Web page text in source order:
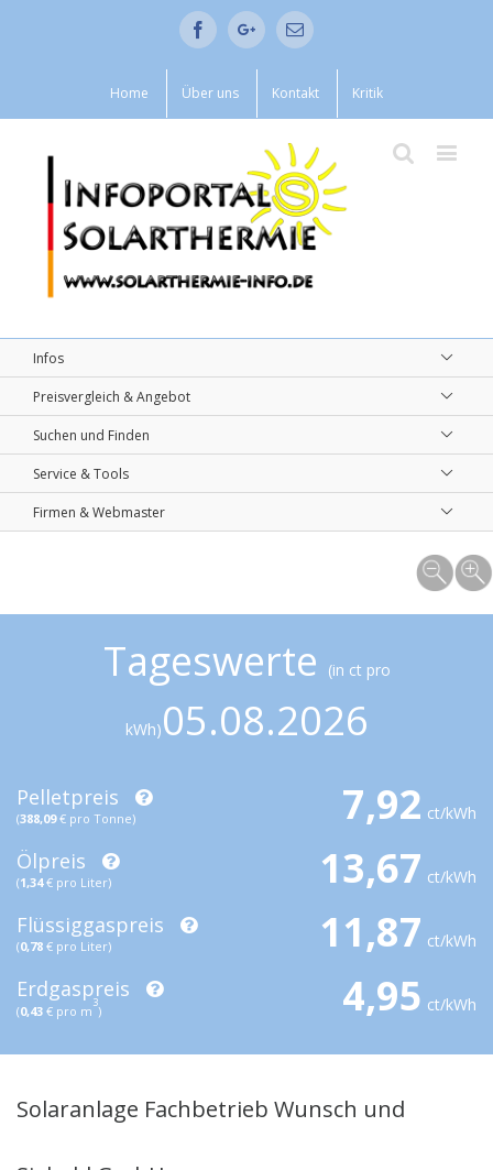
FacebookGoogle+Email
Home Über uns Kontakt Kritik
Infos
Preisvergleich & Angebot
Suchen und Finden
Service & Tools
Firmen & Webmaster
Tageswerte (in ct pro
kWh)05.08.2026
Pelletpreis
(388,09€ pro Tonne) 7,92 ct/kWh
Ölpreis
(1,34€ pro Liter) 13,67 ct/kWh
Flüssiggaspreis
(0,78 € pro Liter) 11,87 ct/kWh
Erdgaspreis
(0,43 € pro m
3
) 4,95 ct/kWh
Solaranlage Fachbetrieb Wunsch und